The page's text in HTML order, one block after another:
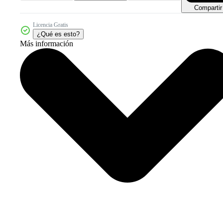
Compartir
Licencia Gratis
¿Qué es esto?
Más información